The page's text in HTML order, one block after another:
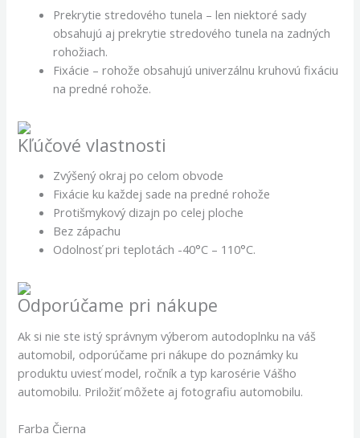
Prekrytie stredového tunela – len niektoré sady
obsahujú aj prekrytie stredového tunela na zadných
rohožiach.
Fixácie – rohože obsahujú univerzálnu kruhovú fixáciu
na predné rohože.
Kľúčové vlastnosti
Zvýšený okraj po celom obvode
Fixácie ku každej sade na predné rohože
Protišmykový dizajn po celej ploche
Bez zápachu
Odolnosť pri teplotách -40°C – 110°C.
Odporúčame pri nákupe
Ak si nie ste istý správnym výberom autodoplnku na váš
automobil, odporúčame pri nákupe do poznámky ku
produktu uviesť model, ročník a typ karosérie Vášho
automobilu. Priložiť môžete aj fotografiu automobilu.
Farba Čierna